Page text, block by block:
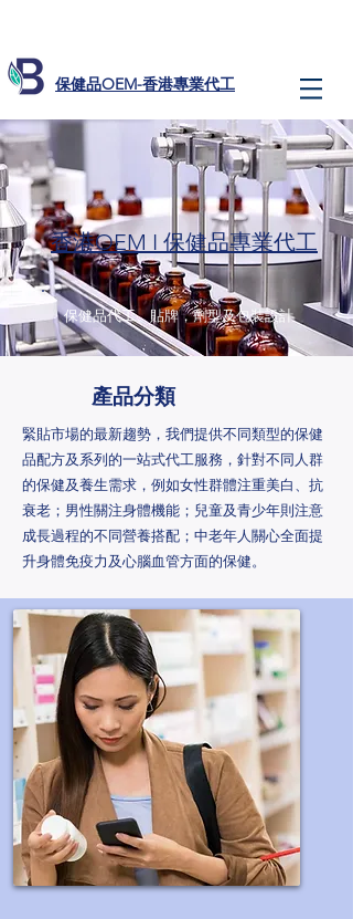
​保健品OEM-香港專業代工
香港OEM I 保健品專業代工
保健品代工、貼牌，劑型及包裝設計
​產品分類
緊貼市場的最新趨勢，我們提供不同類型的保健
品配方及系列的一站式代工服務，針對不同人群
的保健及養生需求，例如女性群體注重美白、抗
衰老；男性關注身體機能；兒童及青少年則注意
成長過程的不同營養搭配；中老年人關心全面提
升身體免疫力及心腦血管方面的保健。